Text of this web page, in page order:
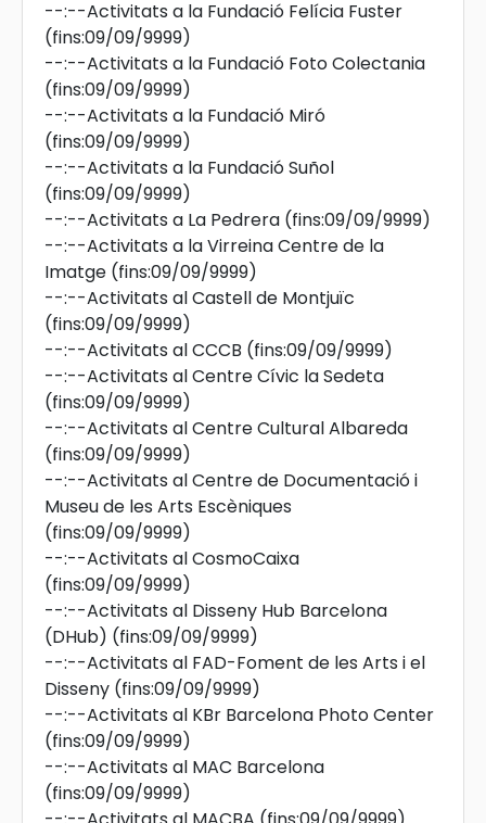
--:--Activitats a la Fundació Felícia Fuster
(fins:09/09/9999)
--:--Activitats a la Fundació Foto Colectania
(fins:09/09/9999)
--:--Activitats a la Fundació Miró
(fins:09/09/9999)
--:--Activitats a la Fundació Suñol
(fins:09/09/9999)
--:--Activitats a La Pedrera (fins:09/09/9999)
--:--Activitats a la Virreina Centre de la
Imatge (fins:09/09/9999)
--:--Activitats al Castell de Montjuïc
(fins:09/09/9999)
--:--Activitats al CCCB (fins:09/09/9999)
--:--Activitats al Centre Cívic la Sedeta
(fins:09/09/9999)
--:--Activitats al Centre Cultural Albareda
(fins:09/09/9999)
--:--Activitats al Centre de Documentació i
Museu de les Arts Escèniques
(fins:09/09/9999)
--:--Activitats al CosmoCaixa
(fins:09/09/9999)
--:--Activitats al Disseny Hub Barcelona
(DHub) (fins:09/09/9999)
--:--Activitats al FAD-Foment de les Arts i el
Disseny (fins:09/09/9999)
--:--Activitats al KBr Barcelona Photo Center
(fins:09/09/9999)
--:--Activitats al MAC Barcelona
(fins:09/09/9999)